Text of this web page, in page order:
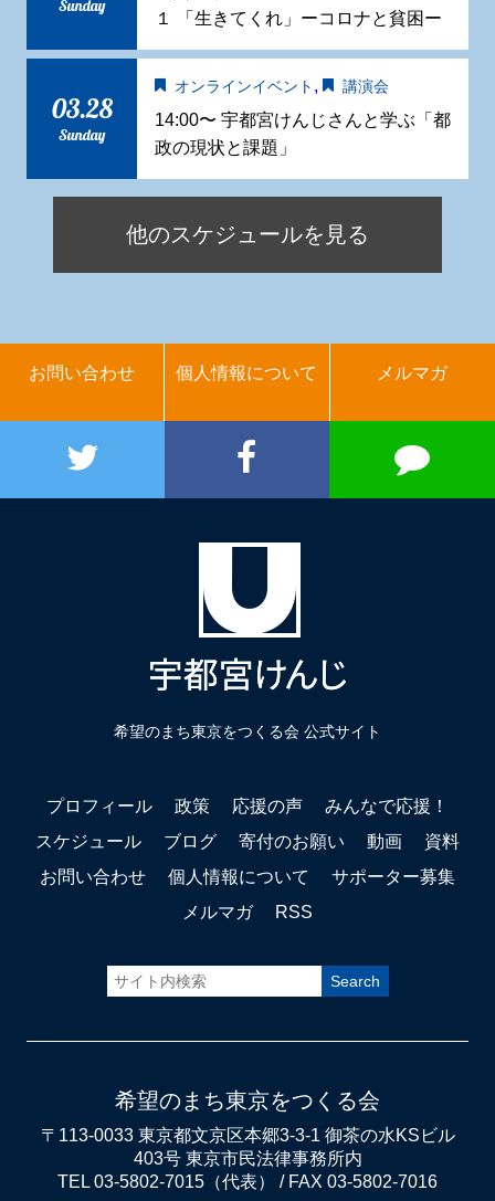
Sunday
１ 「生きてくれ」ーコロナと貧困ー
03.28
Sunday
オンラインイベント , 講演会
14:00〜 宇都宮けんじさんと学ぶ「都
政の現状と課題」
他のスケジュールを見る
お問い合わせ 個人情報について メルマガ
希望のまち東京をつくる会 公式サイト
プロフィール 政策 応援の声
みんなで応援！
スケジュール
ブログ 寄付のお願い 動画
資料
お問い合わせ
個人情報について
サポーター募集
メルマガ
RSS
希望のまち東京をつくる会
〒113-0033 東京都文京区本郷3-3-1 御茶の水KSビル
403号 東京市民法律事務所内
TEL 03-5802-7015（代表） / FAX 03-5802-7016